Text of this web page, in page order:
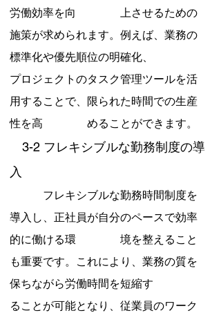
労働効率を向　　　　上させるための
施策が求められます。例えば、業務の
標準化や優先順位の明確化、
プロジェクトのタスク管理ツールを活
用することで、限られた時間での生産
性を高　　　　めることができます。
3-2 フレキシブルな勤務制度の導
入
フレキシブルな勤務時間制度を
導入し、正社員が自分のペースで効率
的に働ける環　　　　境を整えること
も重要です。これにより、業務の質を
保ちながら労働時間を短縮す
ることが可能となり、従業員のワーク